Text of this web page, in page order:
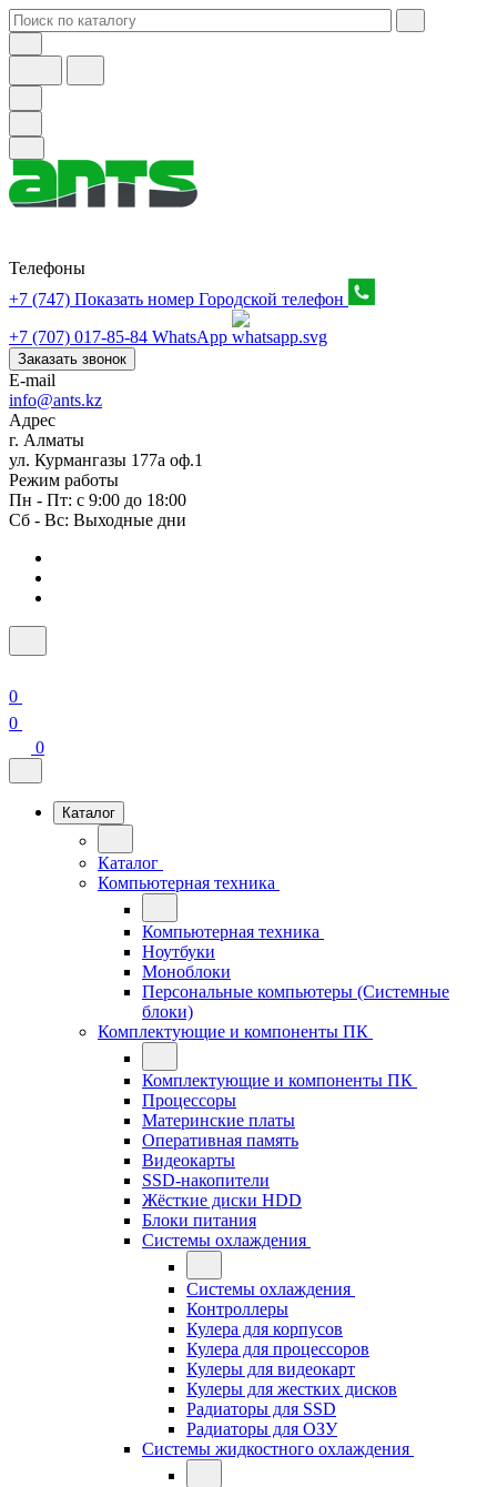
Телефоны
+7 (747) Показать номер Городской телефон
+7 (707) 017-85-84 WhatsApp
Заказать звонок
E-mail
info@ants.kz
Адрес
г. Алматы
ул. Курмангазы 177а оф.1
Режим работы
Пн - Пт: с 9:00 до 18:00
Сб - Вс: Выходные дни
0
0
0
Каталог
Каталог
Компьютерная техника
Компьютерная техника
Ноутбуки
Моноблоки
Персональные компьютеры (Системные
блоки)
Комплектующие и компоненты ПК
Комплектующие и компоненты ПК
Процессоры
Материнские платы
Оперативная память
Видеокарты
SSD-накопители
Жёсткие диски HDD
Блоки питания
Системы охлаждения
Системы охлаждения
Контроллеры
Кулера для корпусов
Кулера для процессоров
Кулеры для видеокарт
Кулеры для жестких дисков
Радиаторы для SSD
Радиаторы для ОЗУ
Системы жидкостного охлаждения